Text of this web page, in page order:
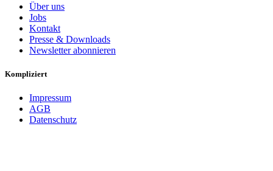
Über uns
Jobs
Kontakt
Presse & Downloads
Newsletter abonnieren
Kompliziert
Impressum
AGB
Datenschutz